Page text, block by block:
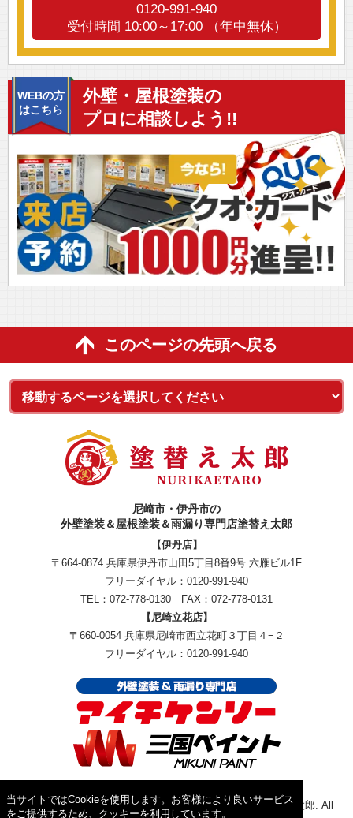
当サイトではCookieを使用します。お客様により良いサービス
をご提供するため、クッキーを利用しています。
0120-991-940
受付時間 10:00～17:00 （年中無休）
WEBの方
はこちら
外壁・屋根塗装の
プロに相談しよう!!
このページの先頭へ戻る
尼崎市・伊丹市の
外壁塗装＆屋根塗装＆雨漏り専門店塗替え太郎
【伊丹店】
〒664-0874 兵庫県伊丹市山田5丁目8番9号 六雁ビル1F
フリーダイヤル： 0120-991-940
TEL： 072-778-0130 FAX：072-778-0131
【尼崎立花店】
〒660-0054 兵庫県尼崎市西立花町３丁目４−２
フリーダイヤル： 0120-991-940
Copyright © 2026外壁塗装＆屋根塗装＆雨漏り専門店塗替え太郎. All